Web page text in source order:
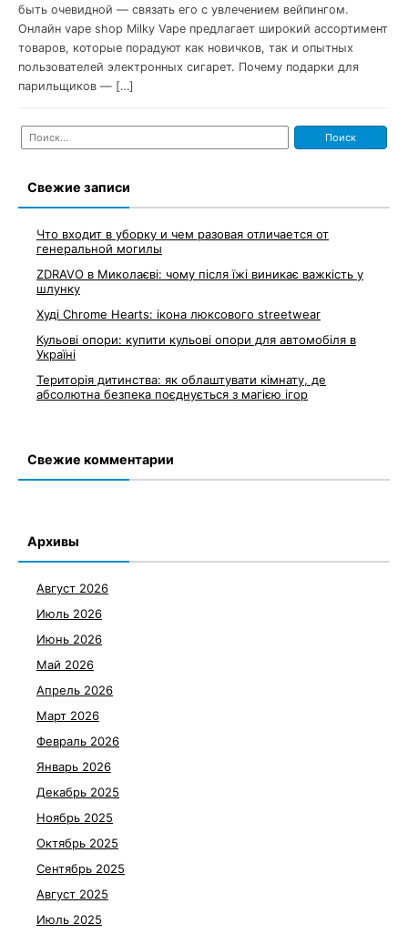
быть очевидной — связать его с увлечением вейпингом.
Онлайн vape shop Milky Vape предлагает широкий ассортимент
товаров, которые порадуют как новичков, так и опытных
пользователей электронных сигарет. Почему подарки для
парильщиков — […]
Найти:
Свежие записи
Что входит в уборку и чем разовая отличается от
генеральной могилы
ZDRAVO в Миколаєві: чому після їжі виникає важкість у
шлунку
Худі Chrome Hearts: ікона люксового streetwear
Кульові опори: купити кульові опори для автомобіля в
Україні
Територія дитинства: як облаштувати кімнату, де
абсолютна безпека поєднується з магією ігор
Свежие комментарии
Архивы
Август 2026
Июль 2026
Июнь 2026
Май 2026
Апрель 2026
Март 2026
Февраль 2026
Январь 2026
Декабрь 2025
Ноябрь 2025
Октябрь 2025
Сентябрь 2025
Август 2025
Июль 2025